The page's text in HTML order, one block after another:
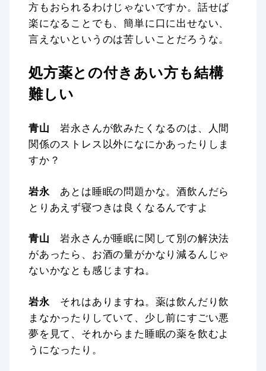
方もおられるわけじゃないですか。話せば
楽になることでも、簡単に口に出せない、
言えないというのは苦しいことだろうな。
処方薬との付きあい方も結構
難しい
青山 岩永さんが飲みたくなるのは、人間
関係のストレス以外になにかあったりしま
すか？
岩永 あとは睡眠の問題かな。酒飲んだら
とりあえず寝つきは良くなるんですよ
青山 岩永さんが睡眠に関して別の解決法
があったら、お酒の量がかなり減るんじゃ
ないかなとも感じますね。
岩永それはありますね。薬は飲んだり飲
まなかったりしていて、少し前にすごい悪
夢を見て、それからまた睡眠の薬を飲むよ
うになったり。